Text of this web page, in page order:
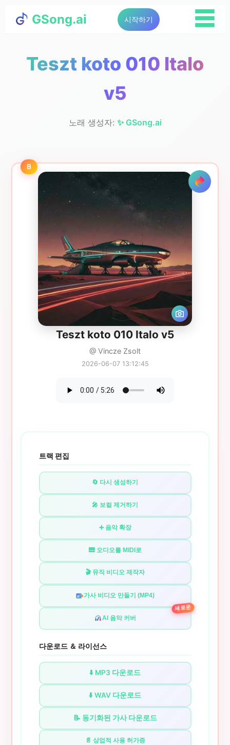
GSong.ai 시작하기
☰
Teszt koto 010 Italo
v5
노래 생성자: ✨ GSong.ai
B
Teszt koto 010 Italo v5
@ Vincze Zsolt
2026-06-07 13:12:45
트랙 편집
🔄 다시 생성하기
🎤 보컬 제거하기
➕ 음악 확장
🎹 오디오를 MIDI로
🎬 뮤직 비디오 제작자
가사 비디오 만들기 (MP4)
AI 음악 커버
새로운
다운로드 ＆ 라이선스
⬇️ MP3 다운로드
⬇️ WAV 다운로드
📝 동기화된 가사 다운로드
📄 상업적 사용 허가증